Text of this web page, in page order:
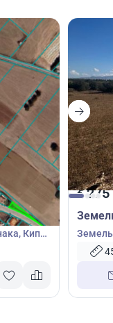
Кипр
€275